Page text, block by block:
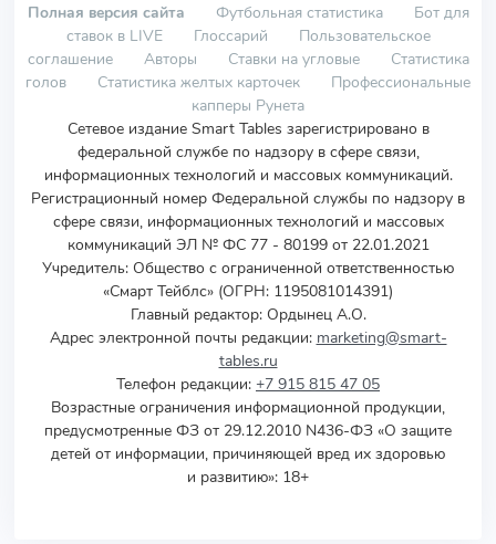
Полная версия сайта Футбольная статистика
Бот для
ставок в LIVE
Глоссарий
Пользовательское
соглашение
Авторы Ставки на угловые
Статистика
голов
Статистика желтых карточек
Профессиональные
капперы Рунета
Сетевое издание Smart Tables зарегистрировано в
федеральной службе по надзору в сфере связи,
информационных технологий и массовых коммуникаций.
Регистрационный номер Федеральной службы по надзору в
сфере связи, информационных технологий и массовых
коммуникаций ЭЛ № ФС 77 - 80199 от 22.01.2021
Учредитель: Общество с ограниченной ответственностью
«Смарт Тейблс» (ОГРН: 1195081014391)
Главный редактор: Ордынец А.О.
Адрес электронной почты редакции: marketing@smart-
tables.ru
Телефон редакции: +7 915 815 47 05
Возрастные ограничения информационной продукции,
предусмотренные ФЗ от 29.12.2010 N436-ФЗ «О защите
детей от информации, причиняющей вред их здоровью
и развитию»: 18+